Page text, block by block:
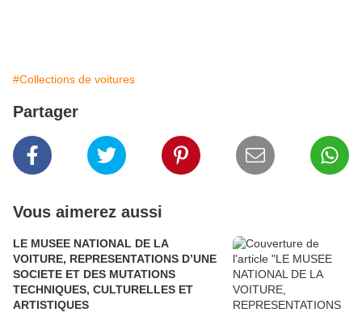
#Collections de voitures
Partager
Vous aimerez aussi
LE MUSEE NATIONAL DE LA
VOITURE, REPRESENTATIONS D’UNE
SOCIETE ET DES MUTATIONS
TECHNIQUES, CULTURELLES ET
ARTISTIQUES